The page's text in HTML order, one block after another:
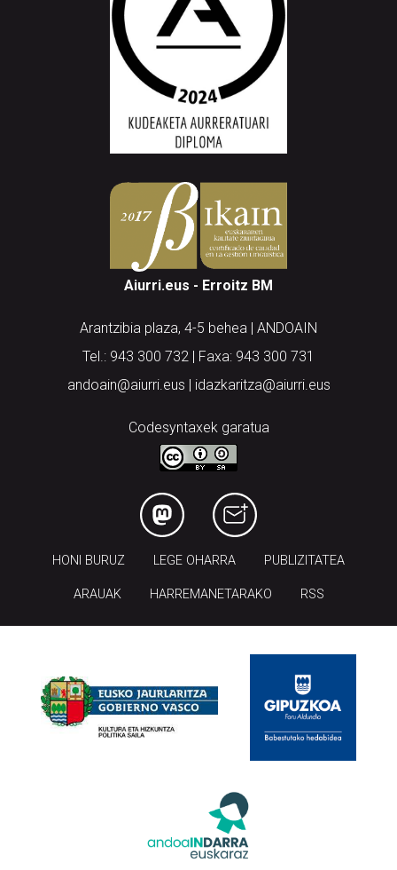
Aiurri.eus - Erroitz BM
Arantzibia plaza, 4-5 behea | ANDOAIN
Tel.: 943 300 732 | Faxa: 943 300 731
andoain@aiurri.eus | idazkaritza@aiurri.eus
Codesyntaxek garatua
HONI BURUZ LEGE OHARRA PUBLIZITATEA
ARAUAK HARREMANETARAKO RSS